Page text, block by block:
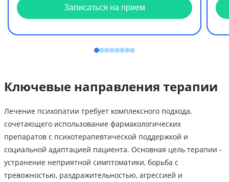
Записаться на прием
Ключевые направления терапии
Лечение психопатии требует комплексного подхода,
сочетающего использование фармакологических
препаратов с психотерапевтической поддержкой и
социальной адаптацией пациента. Основная цель терапии -
устранение неприятной симптоматики, борьба с
тревожностью, раздражительностью, агрессией и